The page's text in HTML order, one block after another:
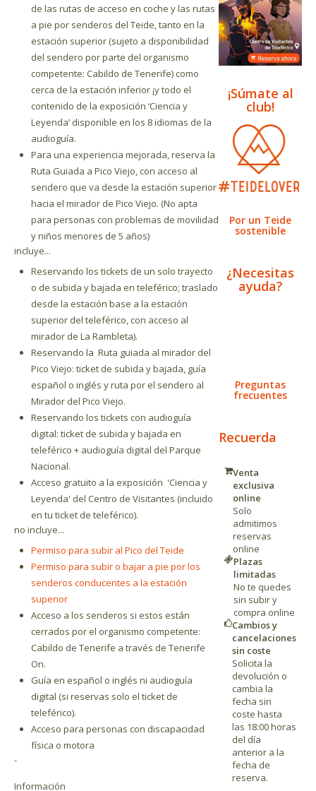
de las rutas de acceso en coche y las rutas
a pie por senderos del Teide, tanto en la
estación superior (sujeto a disponibilidad
del sendero por parte del organismo
competente: Cabildo de Tenerife) como
cerca de la estación inferior ¡y todo el
contenido de la exposición ‘Ciencia y
Leyenda’ disponible en los 8 idiomas de la
audioguía.
Para una experiencia mejorada, reserva la
Ruta Guiada a Pico Viejo, con acceso al
sendero que va desde la estación superior
hacia el mirador de Pico Viejo. (No apta
para personas con problemas de movilidad
y niños menores de 5 años)
incluye...
Reservando los tickets de un solo trayecto
o de subida y bajada en teleférico; traslado
desde la estación base a la estación
superior del teleférico, con acceso al
mirador de La Rambleta).
Reservando la Ruta guiada al mirador del
Pico Viejo: ticket de subida y bajada, guía
español o inglés y ruta por el sendero al
Mirador del Pico Viejo.
Reservando los tickets con audioguía
digital: ticket de subida y bajada en
teleférico + audioguía digital del Parque
Nacional.
Acceso gratuito a la exposición 'Ciencia y
Leyenda' del Centro de Visitantes (incluido
en tu ticket de teleférico).
no incluye...
Permiso para subir al Pico del Teide
Permiso para subir o bajar a pie por los
senderos conducentes a la estación
superior
Acceso a los senderos si estos están
cerrados por el organismo competente:
Cabildo de Tenerife a través de Tenerife
On.
Guía en español o inglés ni audioguía
digital (si reservas solo el ticket de
teleférico).
Acceso para personas con discapacidad
física o motora
-
Información
¡Súmate al
club!
Por un Teide
sostenible
¿Necesitas
ayuda?
Preguntas
frecuentes
Recuerda
Venta
exclusiva
online
Solo
admitimos
reservas
online
Plazas
limitadas
No te quedes
sin subir y
compra online
Cambios y
cancelaciones
sin coste
Solicita la
devolución o
cambia la
fecha sin
coste hasta
las 18:00 horas
del día
anterior a la
fecha de
reserva.